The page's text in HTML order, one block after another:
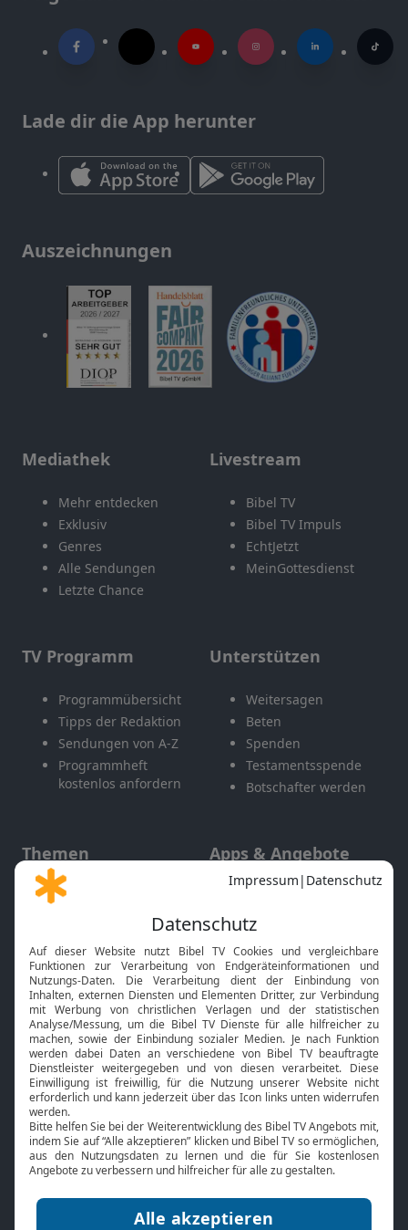
Lade dir die App herunter
Auszeichnungen
Mediathek
Mehr entdecken
Exklusiv
Genres
Alle Sendungen
Letzte Chance
Livestream
Bibel TV
Bibel TV Impuls
EchtJetzt
MeinGottesdienst
TV Programm
Programmübersicht
Tipps der Redaktion
Sendungen von A-Z
Programmheft
kostenlos anfordern
Unterstützen
Weitersagen
Beten
Spenden
Testamentsspende
Botschafter werden
Themen
Gott und Bibel erklärt
Neuigkeiten
Apps & Angebote
Mobile App
Smart TV
HbbTV
Bibelthek Online-Bibel
Nächster Gottesdienst
Bibel TV
Über uns
Jobs
Mediadaten
Service
Kontakt
TV-Empfang